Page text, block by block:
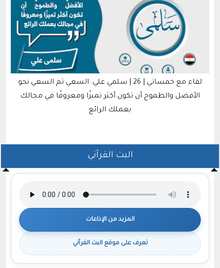
لقاء مع خمساتي | 26 | سلمي علي: السعي ثم السعي نحو
الأفضل والطموح أن تكون أكثر تميزًا ومعروفًا في مجالك
بعملك الرائع
البث القرآني
المزيد من الإذاعات
تعرف على موقع البث القرآني